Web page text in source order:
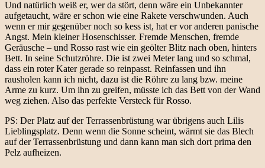
Und natürlich weiß er, wer da stört, denn wäre ein Unbekannter
aufgetaucht, wäre er schon wie eine Rakete verschwunden. Auch
wenn er mir gegenüber noch so kess ist, hat er vor anderen panische
Angst. Mein kleiner Hosenschisser. Fremde Menschen, fremde
Geräusche – und Rosso rast wie ein geölter Blitz nach oben, hinters
Bett. In seine Schutzröhre. Die ist zwei Meter lang und so schmal,
dass ein roter Kater gerade so reinpasst. Reinfassen und ihn
rausholen kann ich nicht, dazu ist die Röhre zu lang bzw. meine
Arme zu kurz. Um ihn zu greifen, müsste ich das Bett von der Wand
weg ziehen. Also das perfekte Versteck für Rosso.
PS: Der Platz auf der Terrassenbrüstung war übrigens auch Lilis
Lieblingsplatz. Denn wenn die Sonne scheint, wärmt sie das Blech
auf der Terrassenbrüstung und dann kann man sich dort prima den
Pelz aufheizen.